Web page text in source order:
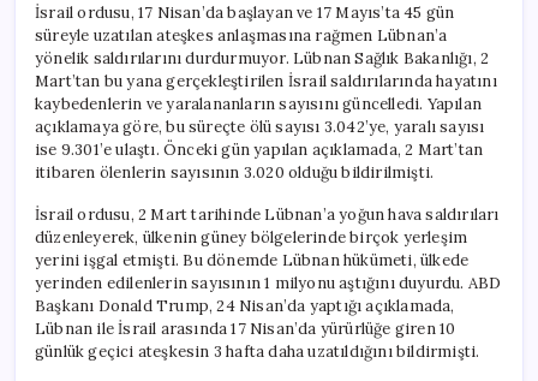
3.042’ye
Ulaştı
için
İsrail ordusu, 17 Nisan’da başlayan ve 17 Mayıs’ta 45 gün
süreyle uzatılan ateşkes anlaşmasına rağmen Lübnan’a
yönelik saldırılarını durdurmuyor. Lübnan Sağlık Bakanlığı, 2
Mart’tan bu yana gerçekleştirilen İsrail saldırılarında hayatını
kaybedenlerin ve yaralananların sayısını güncelledi. Yapılan
açıklamaya göre, bu süreçte ölü sayısı 3.042’ye, yaralı sayısı
ise 9.301’e ulaştı. Önceki gün yapılan açıklamada, 2 Mart’tan
itibaren ölenlerin sayısının 3.020 olduğu bildirilmişti.
İsrail ordusu, 2 Mart tarihinde Lübnan’a yoğun hava saldırıları
düzenleyerek, ülkenin güney bölgelerinde birçok yerleşim
yerini işgal etmişti. Bu dönemde Lübnan hükümeti, ülkede
yerinden edilenlerin sayısının 1 milyonu aştığını duyurdu. ABD
Başkanı Donald Trump, 24 Nisan’da yaptığı açıklamada,
Lübnan ile İsrail arasında 17 Nisan’da yürürlüğe giren 10
günlük geçici ateşkesin 3 hafta daha uzatıldığını bildirmişti.